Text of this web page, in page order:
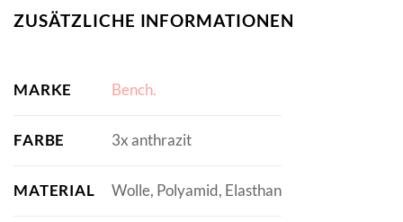
ZUSÄTZLICHE INFORMATIONEN
MARKE Bench.
FARBE 3x anthrazit
MATERIAL Wolle, Polyamid, Elasthan